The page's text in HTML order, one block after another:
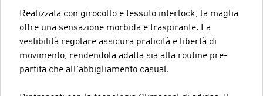
Realizzata con girocollo e tessuto interlock, la maglia
offre una sensazione morbida e traspirante. La
vestibilità regolare assicura praticità e libertà di
movimento, rendendola adatta sia alla routine pre-
partita che all'abbigliamento casual.